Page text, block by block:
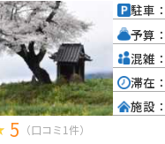
5 （口コミ1件）
駐車：
予算：
混雑：
滞在：
施設：